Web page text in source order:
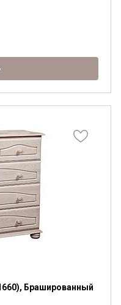
Брашированный